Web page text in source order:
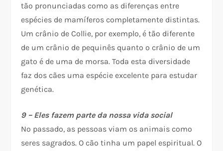
tão pronunciadas como as diferenças entre
espécies de mamíferos completamente distintas.
Um crânio de Collie, por exemplo, é tão diferente
de um crânio de pequinês quanto o crânio de um
gato é de uma de morsa. Toda esta diversidade
faz dos cães uma espécie excelente para estudar
genética.
9 – Eles fazem parte da nossa vida social
No passado, as pessoas viam os animais como
seres sagrados. O cão tinha um papel espiritual. O